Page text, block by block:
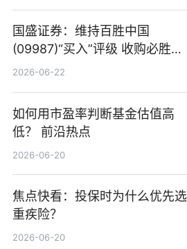
国盛证券：维持百胜中国
(09987)“买入”评级 收购必胜客
中国增厚利润加速成长 信息
2026-06-22
如何用市盈率判断基金估值高
低？ 前沿热点
2026-06-20
焦点快看：投保时为什么优先选
重疾险？
2026-06-20